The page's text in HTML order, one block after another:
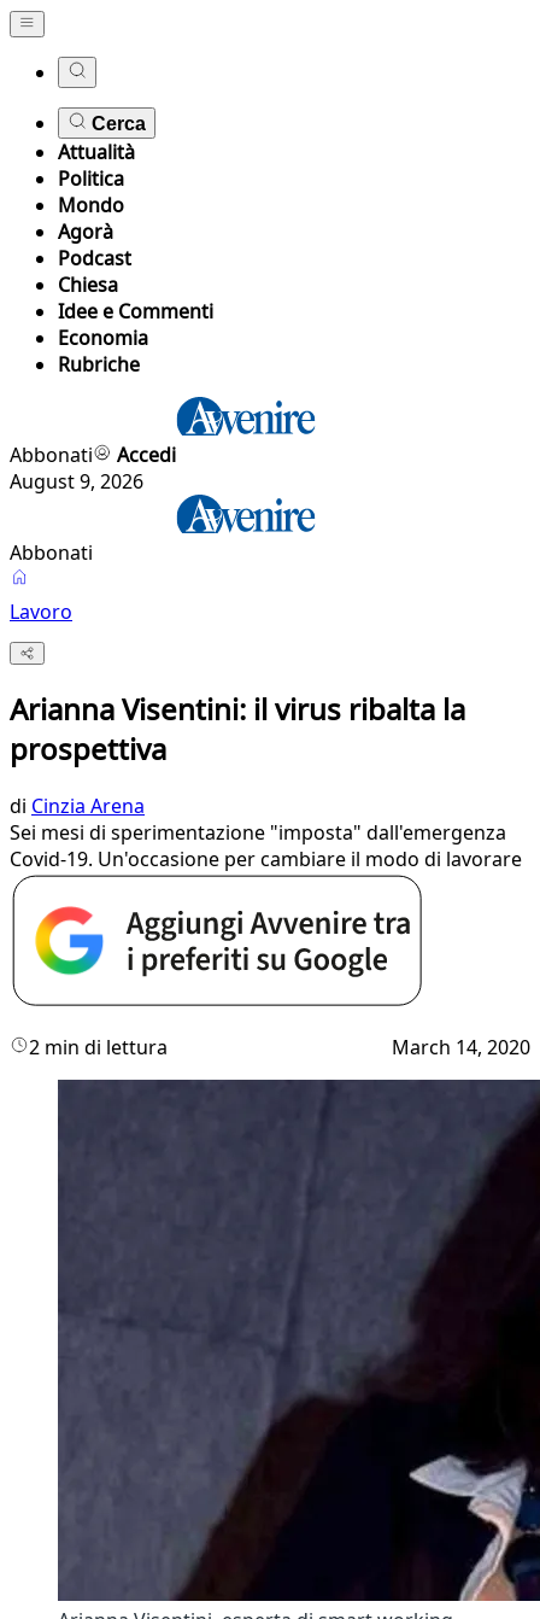
Cerca
Attualità
Politica
Mondo
Agorà
Podcast
Chiesa
Idee e Commenti
Economia
Rubriche
Abbonati
Accedi
August 9, 2026
Abbonati
Lavoro
Arianna Visentini: il virus ribalta la
prospettiva
di Cinzia Arena
Sei mesi di sperimentazione "imposta" dall'emergenza
Covid-19. Un'occasione per cambiare il modo di lavorare
2 min di lettura March 14, 2020